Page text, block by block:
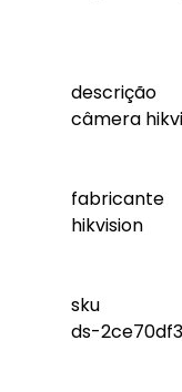
descrição
câmera
fabricante
hikvision
sku
ds-